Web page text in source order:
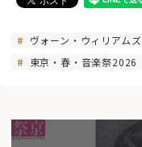
ヴォーン・ウィリアムズ
東京・春・音楽祭2026